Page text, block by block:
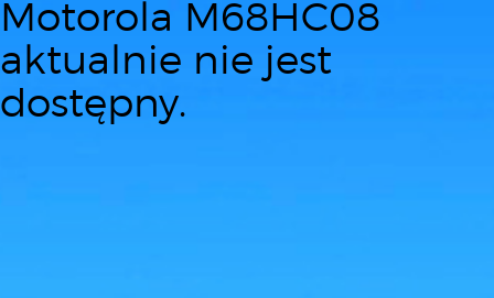
Motorola M68HC08
aktualnie nie jest
dostępny.